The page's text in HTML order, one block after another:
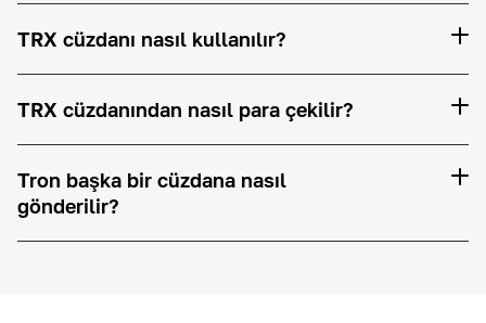
TRX cüzdanı nasıl kullanılır?
TRX cüzdanından nasıl para çekilir?
Tron başka bir cüzdana nasıl
gönderilir?